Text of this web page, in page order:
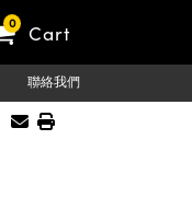
0 Cart
聯絡我們